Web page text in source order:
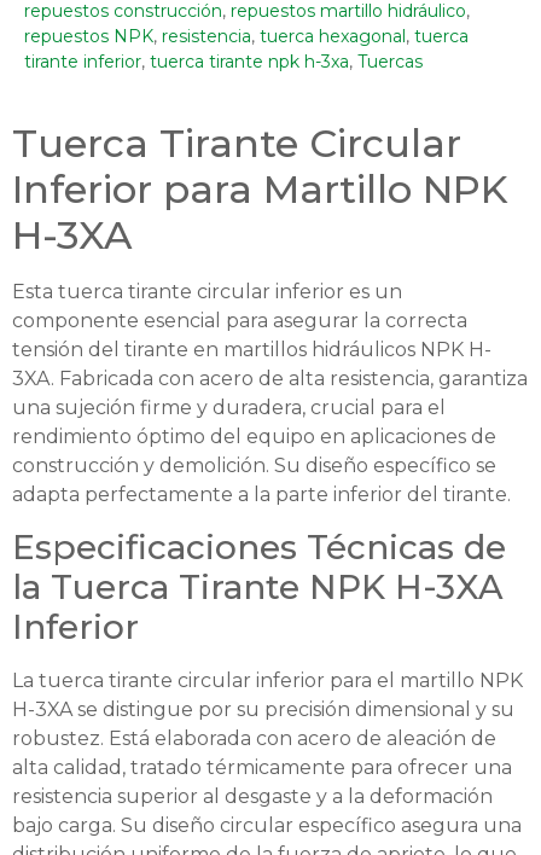
repuestos construcción, repuestos martillo hidráulico,
repuestos NPK, resistencia, tuerca hexagonal , tuerca
tirante inferior, tuerca tirante npk h-3xa, Tuercas
Tuerca Tirante Circular
Inferior para Martillo NPK
H-3XA
Esta tuerca tirante circular inferior es un
componente esencial para asegurar la correcta
tensión del tirante en martillos hidráulicos NPK H-
3XA. Fabricada con acero de alta resistencia, garantiza
una sujeción firme y duradera, crucial para el
rendimiento óptimo del equipo en aplicaciones de
construcción y demolición. Su diseño específico se
adapta perfectamente a la parte inferior del tirante.
Especificaciones Técnicas de
la Tuerca Tirante NPK H-3XA
Inferior
La tuerca tirante circular inferior para el martillo NPK
H-3XA se distingue por su precisión dimensional y su
robustez. Está elaborada con acero de aleación de
alta calidad, tratado térmicamente para ofrecer una
resistencia superior al desgaste y a la deformación
bajo carga. Su diseño circular específico asegura una